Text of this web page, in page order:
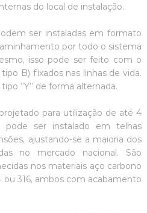
do local de instalação.
ser instaladas em formato
por todo o sistema
isso pode ser feito com o
B) fixados nas linhas de vida.
”Y’’ de forma alternada.
para utilização de até 4
pode ser instalado em telhas
ajustando-se a maioria dos
no mercado nacional. São
nos materiais aço carbono
316, ambos com acabamento